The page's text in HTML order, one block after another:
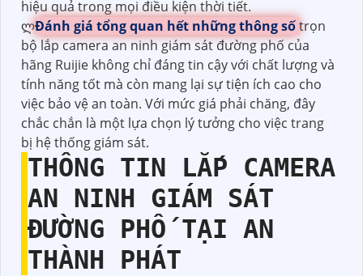
hiệu quả trong mọi điều kiện thời tiết.
ლĐánh giá tổng quan hết những thông sốtrọn
bộ lắp camera an ninh giám sát đường phố của
hãng Ruijie không chỉ đáng tin cậy với chất lượng và
tính năng tốt mà còn mang lại sự tiện ích cao cho
việc bảo vệ an toàn. Với mức giá phải chăng, đây
chắc chắn là một lựa chọn lý tưởng cho việc trang
bị hệ thống giám sát.
THÔNG TIN LẮP CAMERA
AN NINH GIÁM SÁT
ĐƯỜNG PHỐ TẠI AN
THÀNH PHÁT